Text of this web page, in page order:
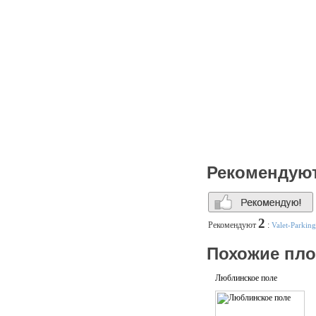
Рекомендуют 2 : Valet-Parking
Похожие
Люблинское поле